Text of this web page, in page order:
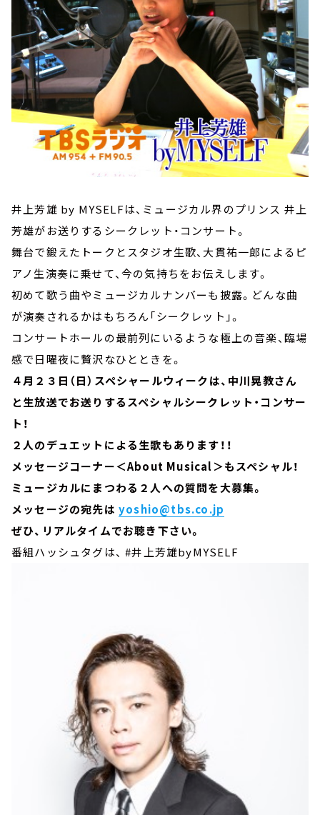
井上芳雄 by MYSELFは、ミュージカル界のプリンス 井上
芳雄がお送りするシークレット・コンサート。
舞台で鍛えたトークとスタジオ生歌、大貫祐一郎によるピ
アノ生演奏に乗せて、今の気持ちをお伝えします。
初めて歌う曲やミュージカルナンバーも披露。どんな曲
が演奏されるかはもちろん「シークレット」。
コンサートホールの最前列にいるような極上の音楽、臨場
感で日曜夜に贅沢なひとときを。
４月２３日（日）スペシャールウィークは、中川晃教さん
と生放送でお送りするスペシャルシークレット・コンサー
ト！
２人のデュエットによる生歌もあります！！
メッセージコーナー＜About Musical＞もスペシャル！
ミュージカルにまつわる２人への質問を大募集。
メッセージの宛先は yoshio@tbs.co.jp
ぜひ、リアルタイムでお聴き下さい。
番組ハッシュタグは、 #井上芳雄byMYSELF